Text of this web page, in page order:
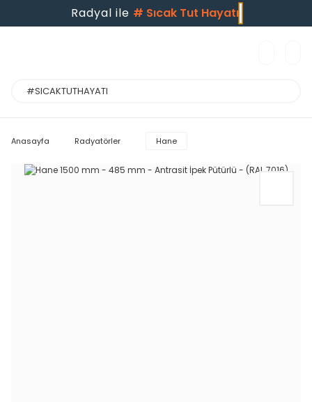
Radyal ile # Sıcak Tut Hayatı
Anasayfa Radyatörler Hane